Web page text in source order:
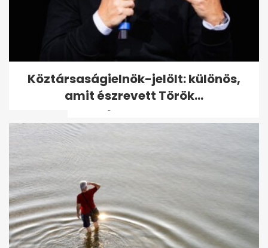
Az extrém hideg miatt már
figyelmeztetést adott ki az
OMSZ: jön a...
Köztársaságielnök-jelölt: különös,
amit észrevett Török...